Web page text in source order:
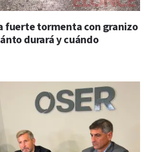
fuerte tormenta con granizo
durará y cuándo